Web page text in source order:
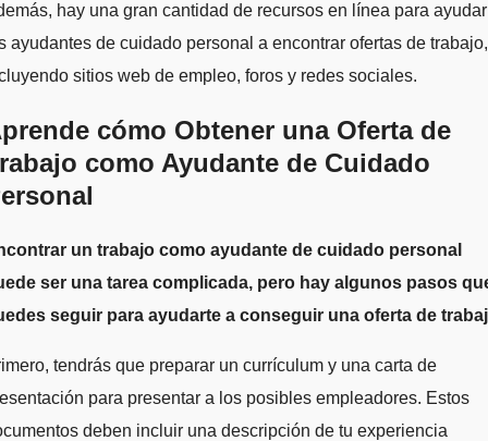
hay una gran cantidad de recursos en línea para
ayudantes de cuidado personal a encontrar ofertas de trabajo,
sitios web de empleo, foros y redes sociales.
cómo Obtener una Oferta de
como Ayudante de Cuidado
un trabajo como ayudante de cuidado personal
ser una tarea complicada, pero hay algunos pasos
seguir para ayudarte a conseguir una oferta de
tendrás que preparar un currículum y una carta de
para presentar a los posibles empleadores. Estos
deben incluir una descripción de tu experiencia